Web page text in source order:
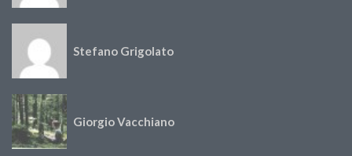
Stefano Grigolato
Giorgio Vacchiano